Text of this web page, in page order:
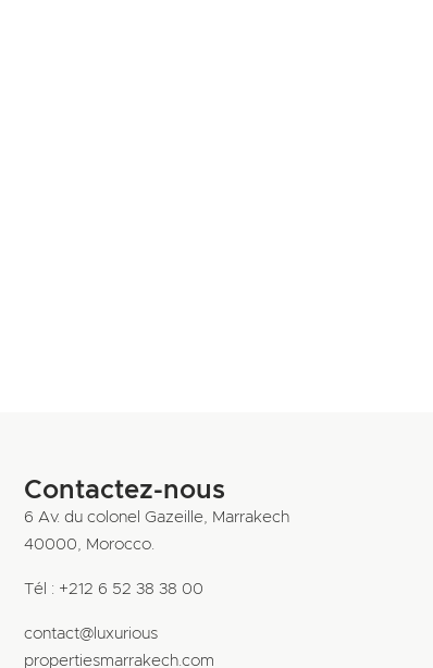
Contactez-nous
6 Av. du colonel Gazeille, Marrakech
40000, Morocco.
Tél : +212 6 52 38 38 00
contact@luxurious
propertiesmarrakech.com